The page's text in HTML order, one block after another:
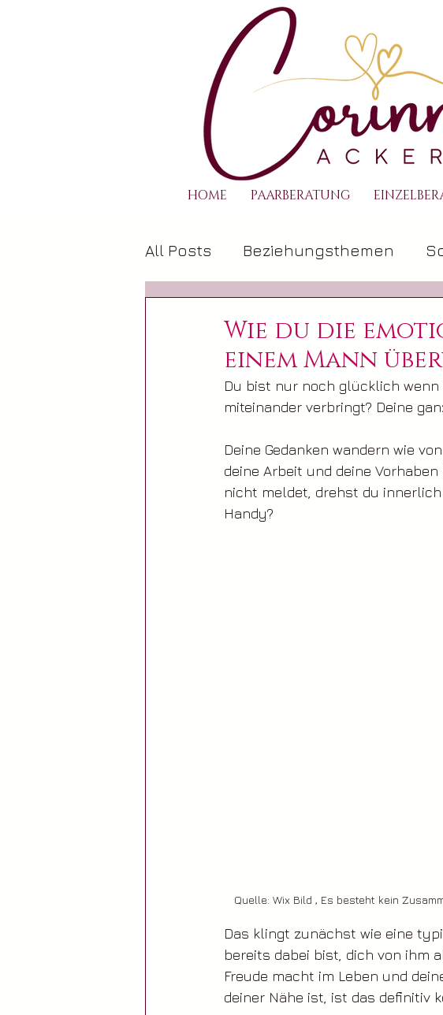
HOME PAARBERATUNG
All Posts Beziehungsthemen
Wie du die
einem Mann
Du bist nur noch glücklich
miteinander verbringt? Deine
Deine Gedanken wandern wie
deine Arbeit und deine
nicht meldet, drehst du
Handy?
Quelle: Wix Bild , Es besteht kein
Das klingt zunächst wie eine
bereits dabei bist, dich von ihm
Freude macht im Leben und
deiner Nähe ist, ist das definitiv